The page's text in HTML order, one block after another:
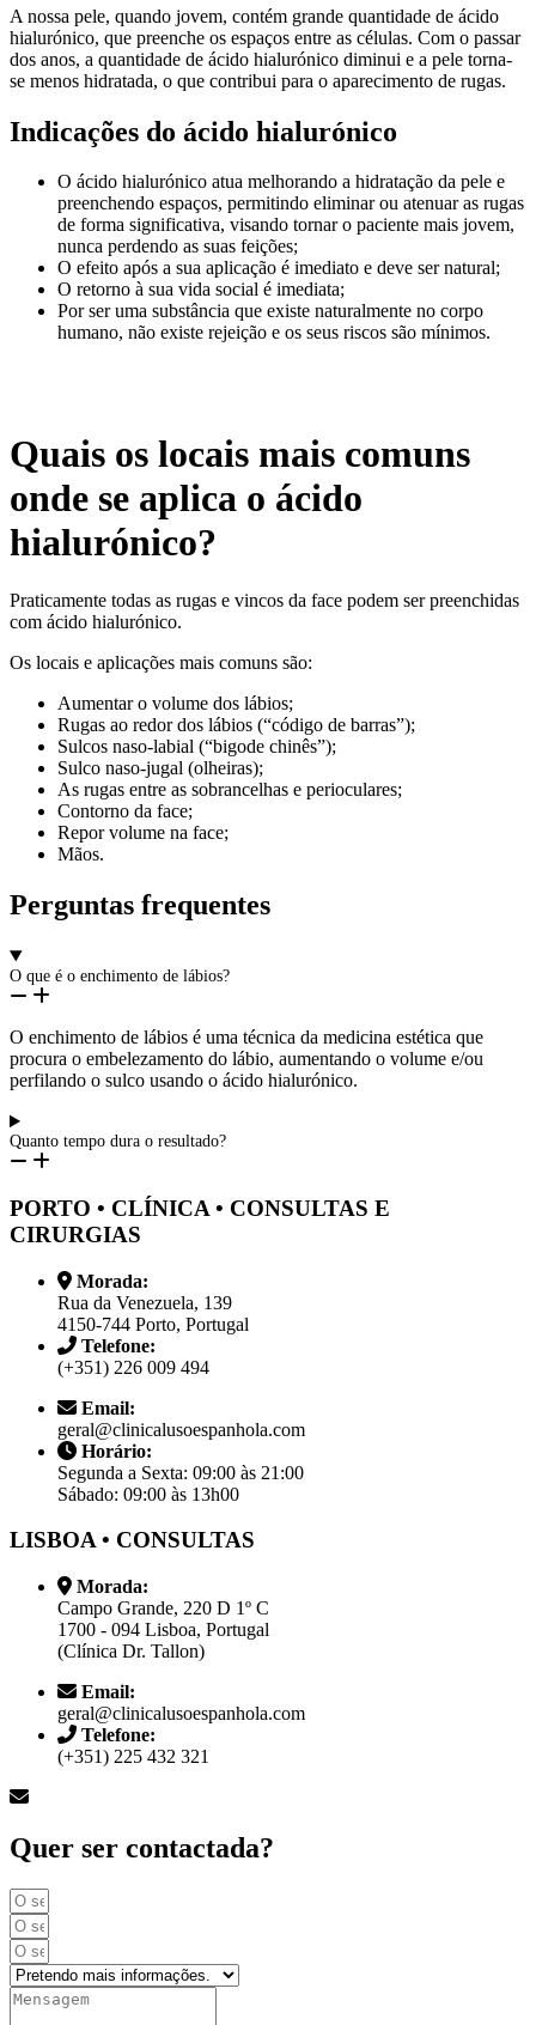
A nossa pele, quando jovem, contém grande quantidade de ácido
hialurónico, que preenche os espaços entre as células. Com o passar
dos anos, a quantidade de ácido hialurónico diminui e a pele torna-
se menos hidratada, o que contribui para o aparecimento de rugas.
Indicações do ácido hialurónico
O ácido hialurónico atua melhorando a hidratação da pele e
preenchendo espaços, permitindo eliminar ou atenuar as rugas
de forma significativa, visando tornar o paciente mais jovem,
nunca perdendo as suas feições;
O efeito após a sua aplicação é imediato e deve ser natural;
O retorno à sua vida social é imediata;
Por ser uma substância que existe naturalmente no corpo
humano, não existe rejeição e os seus riscos são mínimos.
Quais os locais mais comuns
onde se aplica o ácido
hialurónico?
Praticamente todas as rugas e vincos da face podem ser preenchidas
com ácido hialurónico.
Os locais e aplicações mais comuns são:
Aumentar o volume dos lábios;
Rugas ao redor dos lábios (“código de barras”);
Sulcos naso-labial (“bigode chinês”);
Sulco naso-jugal (olheiras);
As rugas entre as sobrancelhas e perioculares;
Contorno da face;
Repor volume na face;
Mãos.
Perguntas frequentes
O que é o enchimento de lábios?
O enchimento de lábios é uma técnica da medicina estética que
procura o embelezamento do lábio, aumentando o volume e/ou
perfilando o sulco usando o ácido hialurónico.
Quanto tempo dura o resultado?
PORTO • CLÍNICA • CONSULTAS E
CIRURGIAS
Morada:
Rua da Venezuela, 139
4150-744 Porto, Portugal
Telefone:
(+351) 226 009 494
Email:
geral@clinicalusoespanhola.com
Horário:
Segunda a Sexta: 09:00 às 21:00
Sábado: 09:00 às 13h00
LISBOA • CONSULTAS
Morada:
Campo Grande, 220 D 1º C
1700 - 094 Lisboa, Portugal
(Clínica Dr. Tallon)
Email:
geral@clinicalusoespanhola.com
Telefone:
(+351) 225 432 321
Quer ser contactada?